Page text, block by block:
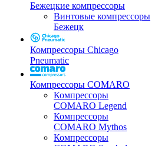
Бежецкие компрессоры
Винтовые компрессоры
Бежецк
Компрессоры Chicago
Pneumatic
Компрессоры COMARO
Компрессоры
COMARO Legend
Компрессоры
COMARO Mythos
Компрессоры